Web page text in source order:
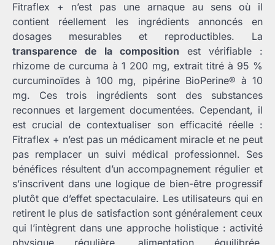
Fitraflex + n’est pas une arnaque au sens où il
contient réellement les ingrédients annoncés en
dosages mesurables et reproductibles. La
transparence de la composition est vérifiable :
rhizome de curcuma à 1 200 mg, extrait titré à 95 %
curcuminoïdes à 100 mg, pipérine BioPerine® à 10
mg. Ces trois ingrédients sont des substances
reconnues et largement documentées. Cependant, il
est crucial de contextualiser son efficacité réelle :
Fitraflex + n’est pas un médicament miracle et ne peut
pas remplacer un suivi médical professionnel. Ses
bénéfices résultent d’un accompagnement régulier et
s’inscrivent dans une logique de bien-être progressif
plutôt que d’effet spectaculaire. Les utilisateurs qui en
retirent le plus de satisfaction sont généralement ceux
qui l’intègrent dans une approche holistique : activité